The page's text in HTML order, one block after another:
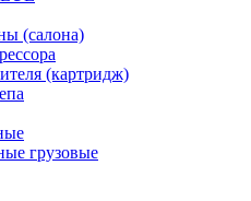
(салона)
(картридж)
грузовые